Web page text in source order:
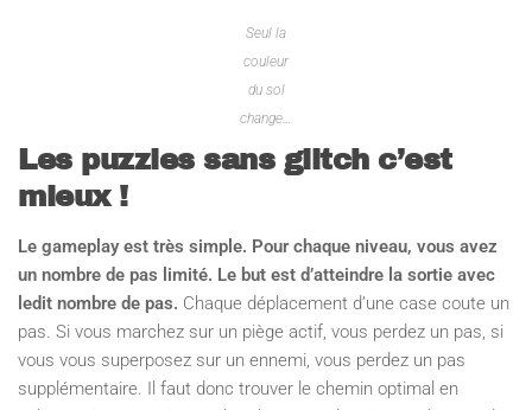
Seul la
couleur
du sol
change…
Les puzzles sans glitch c’est
mieux !
Le gameplay est très simple. Pour chaque niveau, vous avez
un nombre de pas limité. Le but est d’atteindre la sortie avec
ledit nombre de pas. Chaque déplacement d’une case coute un
pas. Si vous marchez sur un piège actif, vous perdez un pas, si
vous vous superposez sur un ennemi, vous perdez un pas
supplémentaire. Il faut donc trouver le chemin optimal en